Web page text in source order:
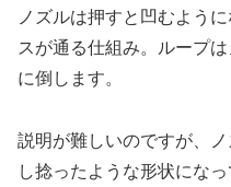
ノズルは押すと凹むよう
スが通る仕組み。ループ
に倒します。
説明が難しいのですが、
し捻ったような形状にな